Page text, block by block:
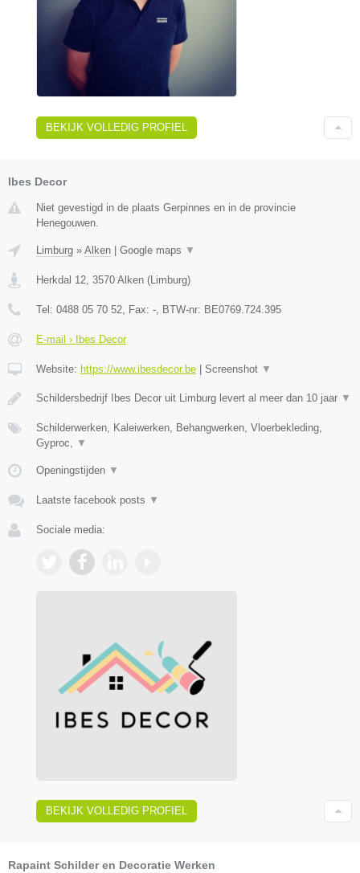
BEKIJK VOLLEDIG PROFIEL
Ibes Decor
Niet gevestigd in de plaats Gerpinnes en in de provincie
Henegouwen.
Limburg » Alken Google maps ▼
Herkdal 12, 3570 Alken (Limburg)
Tel: 0488 05 70 52, Fax: -, BTW-nr: BE0769.724.395
E-mail › Ibes Decor
Website: https://www.ibesdecor.be Screenshot ▼
Schildersbedrijf Ibes Decor uit Limburg levert al meer dan 10 jaar ▼
Schilderwerken, Kaleiwerken, Behangwerken, Vloerbekleding,
Gyproc, ▼
Openingstijden ▼
Laatste facebook posts ▼
Sociale media:
BEKIJK VOLLEDIG PROFIEL
Rapaint Schilder en Decoratie Werken